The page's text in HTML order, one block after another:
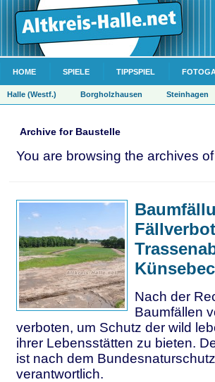
HOME SPIELE TIPPSPIEL
Halle (Westf.) Borgholzhausen Steinhagen
Archive for Baustelle
You are browsing the archives
Nach der
Baumfällen
verboten, um Schutz der wild
ihrer Lebensstätten zu bieten.
ist nach dem
verantwortlich.